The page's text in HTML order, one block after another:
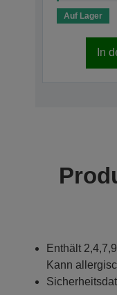
Auf Lager
In
Enthält
Kann